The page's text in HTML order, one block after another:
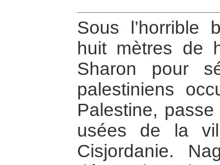
Sous l’horrible
huit mètres de
Sharon pour
palestiniens
Palestine,
usées de la
Cisjordanie.